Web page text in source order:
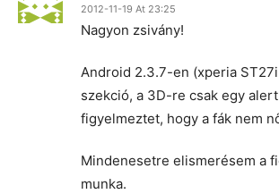
2012-11-19 At 23:25
Nagyon zsivány!
Android 2.3.7-en (xperia
szekció, a 3D-re csak egy
figyelmeztet, hogy a fák nem
Mindenesetre elismerésem a
munka.